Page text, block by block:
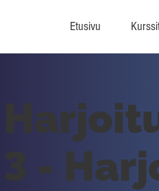
Etusivu
3 -